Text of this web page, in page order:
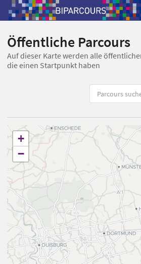
Öffentliche Parcours
Auf dieser Karte werden alle
die einen Startpunkt haben
+
−